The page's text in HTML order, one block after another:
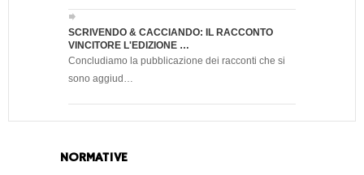
SCRIVENDO & CACCIANDO: IL RACCONTO
VINCITORE L'EDIZIONE …
Concludiamo la pubblicazione dei racconti che si
sono aggiud…
NORMATIVE